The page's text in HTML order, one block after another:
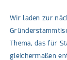
Wir laden zur
Thema, das für
gleichermaßen